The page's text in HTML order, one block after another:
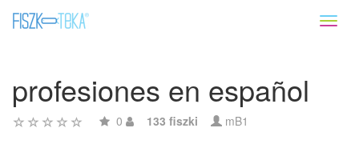
profesiones en español
0 133 fiszki mB1